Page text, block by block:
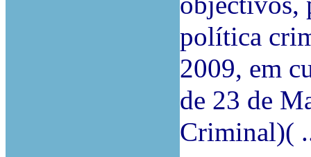
política
2009, em
de 23 de
Criminal)(